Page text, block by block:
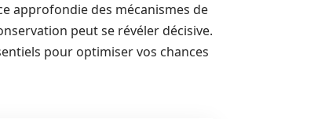
approfondie des mécanismes de
peut se révéler décisive.
pour optimiser vos chances